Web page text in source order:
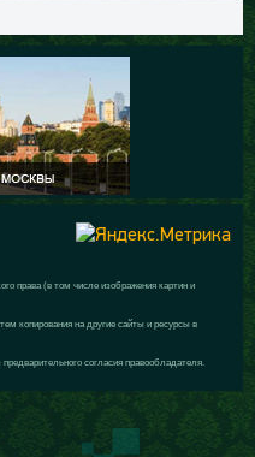
права (в том числе изображения картин и
копирования на другие сайты и ресурсы в
согласия правообладателя.